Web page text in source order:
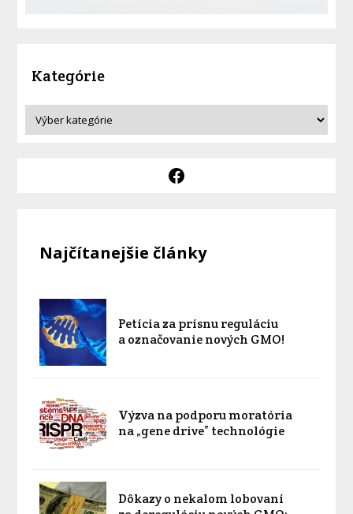
Kategórie
Najčítanejšie články
Petícia za prísnu reguláciu
a označovanie nových GMO!
Výzva na podporu moratória
na „gene drive” technológie
Dôkazy o nekalom lobovaní